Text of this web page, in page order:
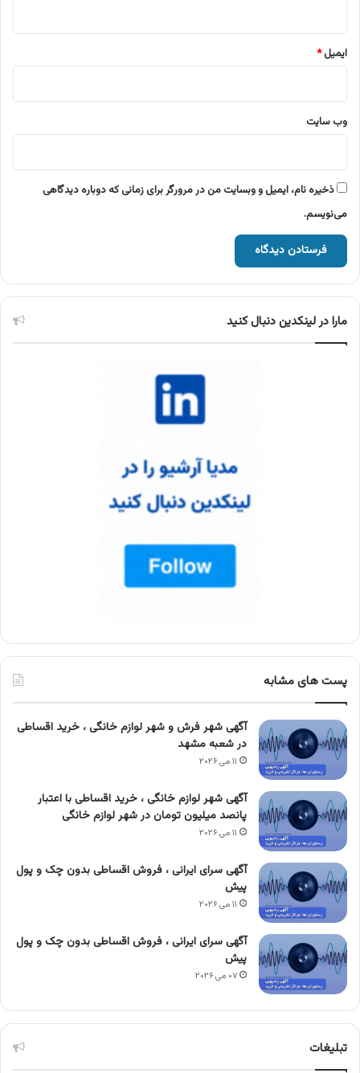
ایمیل*
وب‌ سایت
ذخیره نام، ایمیل و وبسایت من در مرورگر برای زمانی که دوباره دیدگاهی
می‌نویسم.
مارا در لینکدین دنبال کنید
پست های مشابه
آگهی شهر فرش و شهر لوازم خانگی ، خرید اقساطی
در شعبه مشهد
۱۱ می ۲۰۲۶
آگهی شهر لوازم خانگی ، خرید اقساطی با اعتبار
پانصد میلیون تومان در شهر لوازم خانگی
۱۱ می ۲۰۲۶
آگهی سرای ایرانی ، فروش اقساطی بدون چک و پول
پیش
۱۱ می ۲۰۲۶
آگهی سرای ایرانی ، فروش اقساطی بدون چک و پول
پیش
۰۷ می ۲۰۲۶
تبلیغات